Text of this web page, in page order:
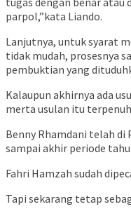
parpol,”kata Liando.
Lanjutnya, untuk syarat
tidak mudah, prosesnya
pembuktian yang
Kalaupun akhirnya ada
merta usulan itu
Benny Rhamdani telah
sampai akhir periode
Fahri Hamzah sudah
Tapi sekarang tetap